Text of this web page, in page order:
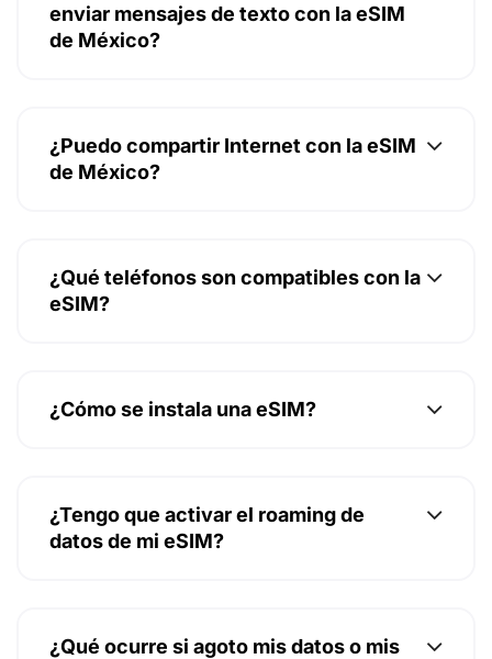
enviar mensajes de texto con la eSIM
de México?
¿Puedo compartir Internet con la eSIM
de México?
¿Qué teléfonos son compatibles con la
eSIM?
¿Cómo se instala una eSIM?
¿Tengo que activar el roaming de
datos de mi eSIM?
¿Qué ocurre si agoto mis datos o mis